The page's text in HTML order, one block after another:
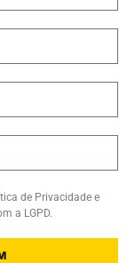
de Privacidade e
a LGPD.